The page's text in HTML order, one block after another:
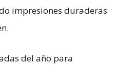
impresiones duraderas
del año para